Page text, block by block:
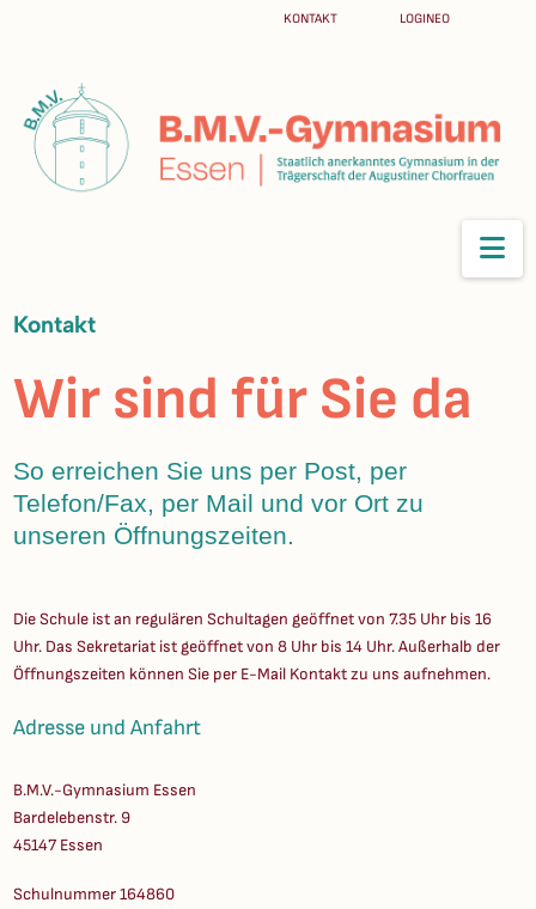
KONTAKT LOGINEO
Kontakt
Wir sind für Sie da
So erreichen Sie uns per Post, per
Telefon/Fax, per Mail und vor Ort zu
unseren Öffnungszeiten.
Die Schule ist an regulären Schultagen geöffnet von 7.35 Uhr bis 16
Uhr. Das Sekretariat ist geöffnet von 8 Uhr bis 14 Uhr. Außerhalb der
Öffnungszeiten können Sie per E-Mail Kontakt zu uns aufnehmen.
Adresse und Anfahrt
B.M.V.-Gymnasium Essen
Bardelebenstr. 9
45147 Essen
Schulnummer 164860